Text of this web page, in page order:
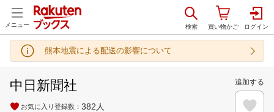
メニュー
熊本地震による配送の影響について
中日新聞社
お気に入り登録数： 382 人
追加する